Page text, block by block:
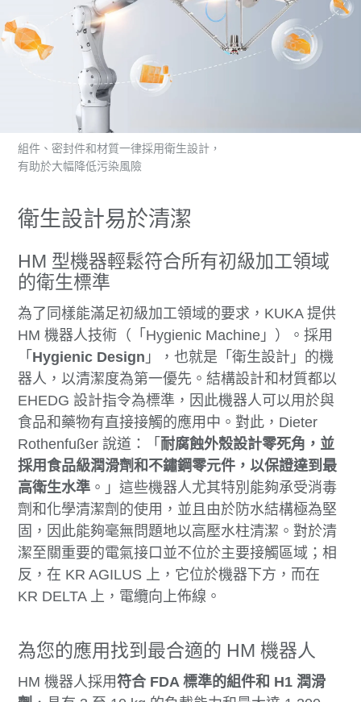
組件、密封件和材質一律採用衛生設計，
有助於大幅降低污染風險
衛生設計易於清潔
HM 型機器輕鬆符合所有初級加工領域
的衛生標準
為了同樣能滿足初級加工領域的要求，KUKA 提供
HM 機器人技術（「Hygienic Machine」）。採用
「 Hygienic Design 」，也就是「衛生設計」的機
器人，以清潔度為第一優先。結構設計和材質都以
EHEDG 設計指令為標準，因此機器人可以用於與
食品和藥物有直接接觸的應用中。對此，Dieter
Rothenfußer 說道：「 耐腐蝕外殼設計零死角，並
採用食品級潤滑劑和不鏽鋼零元件，以保證達到最
高衛生水準 。」這些機器人尤其特別能夠承受消毒
劑和化學清潔劑的使用，並且由於防水結構極為堅
固，因此能夠毫無問題地以高壓水柱清潔。對於清
潔至關重要的電氣接口並不位於主要接觸區域；相
反，在 KR AGILUS 上，它位於機器下方，而在
KR DELTA 上，電纜向上佈線。
為您的應用找到最合適的 HM 機器人
HM 機器人採用符合 FDA 標準的組件和 H1 潤滑